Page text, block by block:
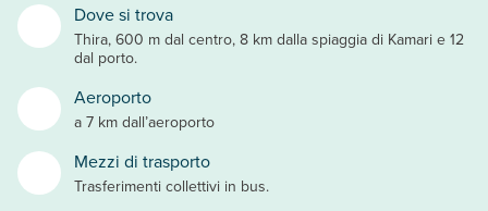
Dove si trova
Thira, 600 m dal centro, 8 km dalla spiaggia di Kamari e 12
dal porto.
Aeroporto
a 7 km dall’aeroporto
Mezzi di trasporto
Trasferimenti collettivi in bus.